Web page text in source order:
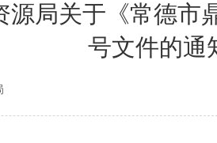
源局关于《常德市
号文件的通